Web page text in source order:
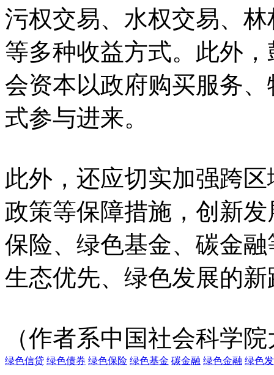
污权交易、水权交易、
等多种收益方式。此外
会资本以政府购买服务
式参与进来。
此外，还应切实加强跨
政策等保障措施，创新
保险、绿色基金、碳金
生态优先、绿色发展的新
（作者系中国社会科学
绿色信贷 绿色债券 绿色保险 绿色基金 碳金融 绿色金融 绿色